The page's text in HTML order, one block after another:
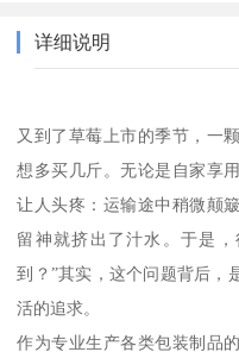
详细说明
又到了草莓上市的季节，一
想多买几斤。无论是自家享
让人头疼：运输途中稍微颠
留神就挤出了汁水。于是
到？”其实，这个问题背后，
活的追求。
作为专业生产各类包装制品